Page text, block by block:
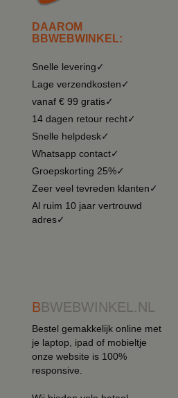
DAAROM
BBWEBWINKEL:
Snelle levering✓
Lage verzendkosten✓
vanaf € 99 gratis✓
14 dagen retour recht✓
Snelle helpdesk✓
Whatsapp contact✓
Groepskorting 25%✓
Zeer veel tevreden klanten✓
Al ruim 10 jaar vertrouwd
adres✓
BBWEBWINKEL.NL
Bestel gemakkelijk online met
je laptop, ipad of mobieltje
onze website is 100%
responsive.